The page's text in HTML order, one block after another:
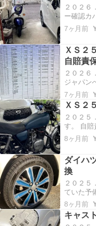
Ｃ５５６…
２０２６
ー確認カ
空回りし
めのド
ニールテ
点灯。眩
7ヶ月前
ＸＳ２
自賠責
２０２６
ジャパン
付状 （ネ
任保険証
損害賠償
（ネット
（手元に
7ヶ月前
ＸＳ２
２０２５
す。 自賠
ーから自
っしょ
る。ナン
書を受け
8ヶ月前
ダイハ
換
２０２５
ていた予
換予定の
濃紺に塗
月２２日
8ヶ月前
キャス